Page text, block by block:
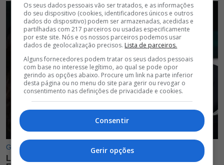
Os seus dados pessoais vão ser tratados, e as informações
do seu dispositivo (cookies, identificadores únicos e outros
dados do dispositivo) podem ser armazenadas, acedidas e
partilhadas com 217 parceiros ou usadas especificamente
por este site. Nós e os nossos parceiros podemos usar
dados de geolocalização precisos. Lista de parceiros.
Alguns fornecedores podem tratar os seus dados pessoais
com base no interesse legítimo, ao qual se pode opor
gerindo as opções abaixo. Procure um link na parte inferior
desta página ou no menu do site para gerir ou revogar o
consentimento nas definições de privacidade e cookies.
Consentir
Gerir opções